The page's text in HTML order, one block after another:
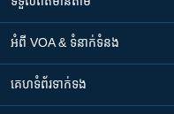
អំពី​ VOA & ទំនាក់ទំនង
គេហទំព័រ​​ទាក់ទង